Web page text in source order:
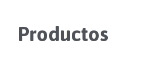
Productos